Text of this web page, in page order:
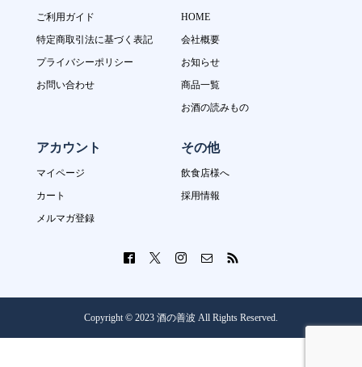
ご利用ガイド
特定商取引法に基づく表記
プライバシーポリシー
お問い合わせ
HOME
会社概要
お知らせ
商品一覧
お酒の読みもの
アカウント
マイページ
カート
メルマガ登録
その他
飲食店様へ
採用情報
Copyright © 2023 酒の善波 All Rights Reserved.